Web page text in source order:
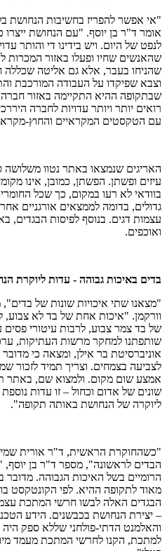
אומר ד"ר בן יוסף. "עם הנחושת ייצרו
לנפט של היום. ויש בידינו די והותר
שהאנשים שחיו ופעלו באזור המכרות
שהניחו בעבר, אלא גם אליטה שכללה
וצבא שפיקדו על העבודה המורכבת
שבתקופה ההיא התקיימה באזור חברה
רואים יותר ויותר עדויות לחברה
עם הטקסטים המקראיים והחוץ-
האריגים שנמצאו באתר נטוו משלושה
עיזים ופשתן. הפשתן, כמובן, אינו
בוודאי לא רעו במקום, כך שכל
גדולים, בדומה לממצאים אורגניים
עצמות דגים. בנוסף לפיסות הבגדים,
ואוכפים.
בדים באיכות גבוהה - עדות ליוקרת
"מצאנו שתי איכויות שונות של
וורקמן. "איכות אחת של בד לא צבוע,
של בד צמר צבוע, לרבות עיטורי פסים
שותפתנו למחקר מרשות העתיקות,
אוניברסיטת בר אילן, ומצאה כי
לצביעה בצמחים. וצריך תמיד לזכור
אמצע שום מקום. ולמצוא שם, באתר
שונים של אדום וכחול – זו עדות
ליוקרה של הנחושת באותה תקופה".
"כשהחוקרת הראשית, ד"ר אורית
הבדים לראשונה", מספר ד"ר בן יוסף,
הרומיים בשל האיכות הגבוהה. מדובר
מאוד לתקופה ההיא. לפי הקונטקסט
הבגדים האלה לבשו חרשי המתכת
– יצירת הנחושת בכבשנים. הידע
והאלמנט הדתי-פולחני שללא ספק
למתכת, הקנו לחרשי המתכת מעמד